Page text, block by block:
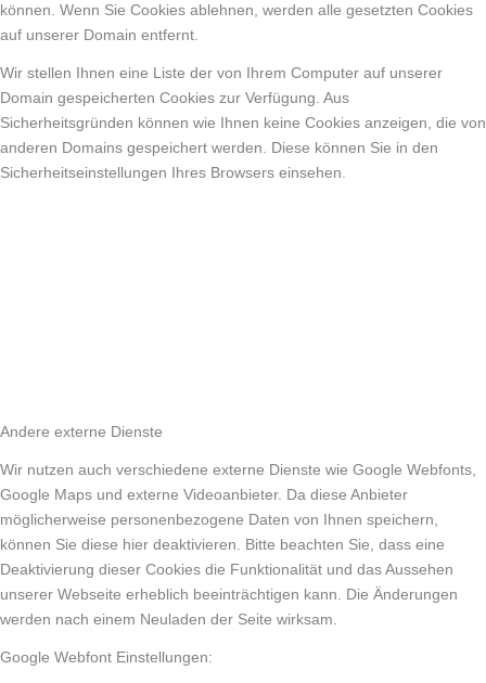
können. Wenn Sie Cookies ablehnen, werden alle gesetzten Cookies
auf unserer Domain entfernt.
Wir stellen Ihnen eine Liste der von Ihrem Computer auf unserer
Domain gespeicherten Cookies zur Verfügung. Aus
Sicherheitsgründen können wie Ihnen keine Cookies anzeigen, die von
anderen Domains gespeichert werden. Diese können Sie in den
Sicherheitseinstellungen Ihres Browsers einsehen.
Andere externe Dienste
Wir nutzen auch verschiedene externe Dienste wie Google Webfonts,
Google Maps und externe Videoanbieter. Da diese Anbieter
möglicherweise personenbezogene Daten von Ihnen speichern,
können Sie diese hier deaktivieren. Bitte beachten Sie, dass eine
Deaktivierung dieser Cookies die Funktionalität und das Aussehen
unserer Webseite erheblich beeinträchtigen kann. Die Änderungen
werden nach einem Neuladen der Seite wirksam.
Google Webfont Einstellungen: